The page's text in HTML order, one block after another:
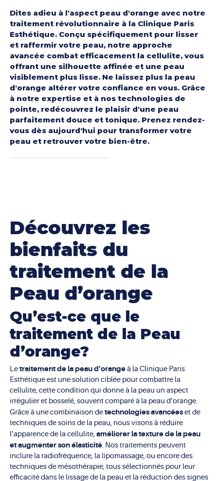
Dites adieu à l'aspect peau d'orange avec notre
traitement révolutionnaire à la Clinique Paris
Esthétique. Conçu spécifiquement pour lisser
et raffermir votre peau, notre approche
avancée combat efficacement la cellulite, vous
offrant une silhouette affinée et une peau
visiblement plus lisse. Ne laissez plus la peau
d'orange altérer votre confiance en vous. Grâce
à notre expertise et à nos technologies de
pointe, redécouvrez le plaisir d'une peau
parfaitement douce et tonique. Prenez rendez-
vous dès aujourd'hui pour transformer votre
peau et retrouver votre bien-être.
Découvrez les
bienfaits du
traitement de la
Peau d’orange
Qu’est-ce que le
traitement de la Peau
d’orange?
Letraitement de la peau d’orangeà la Clinique Paris
Esthétique est une solution ciblée pour combattre la
cellulite, cette condition qui donne à la peau un aspect
irrégulier et bosselé, souvent comparé à la peau d’orange.
Grâce à une combinaison detechnologies avancéeset de
techniques de soins de la peau, nous visons à réduire
l’apparence de la cellulite, améliorer la texture de la peau
et augmenter son élasticité. Nos traitements peuvent
inclure la radiofréquence, la lipomassage, ou encore des
techniques de mésothérapie, tous sélectionnés pour leur
efficacité dans le lissage de la peau et la réduction des signes